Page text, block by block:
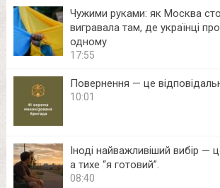
Чужими руками: як Москва
вигравала там, де українці
одному
17:55
Повернення — це
10:01
Іноді найважливіший вибір —
а тихе “я готовий”.
08:40